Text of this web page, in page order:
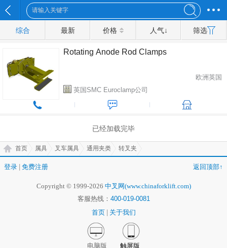
综合 最新 价格 人气↓ 筛选
Rotating Anode Rod Clamps
欧洲英国
英国SMC Euroclamp公司
已经加载完毕
首页 属具 叉车属具 通用夹类 转叉夹
登录 免费注册 返回顶部↑
Copyright © 1999-2026 中叉网(www.chinaforklift.com)
客服热线： 400-019-0081
首页
关于我们
电脑版 触屏版